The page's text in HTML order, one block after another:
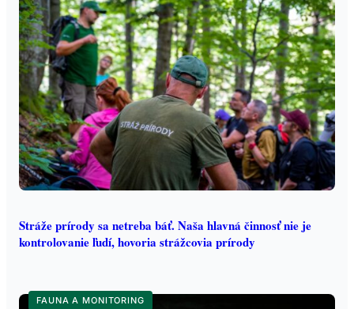
Stráže prírody sa netreba báť. Naša hlavná činnosť nie je
kontrolovanie ľudí, hovoria strážcovia prírody
FAUNA A MONITORING